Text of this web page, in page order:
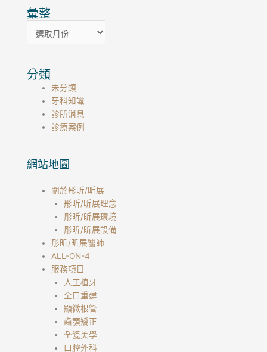
彙整
彙
分類
未分類
牙科知識
診所消息
診療案例
網站地圖
關於彤昕/昕展
彤昕/昕展理念
彤昕/昕展環境
彤昕/昕展設備
彤昕/昕展醫師
ALL-ON-4
服務項目
人工植牙
全口重建
顯微根管
齒顎矯正
全瓷美學
口腔外科